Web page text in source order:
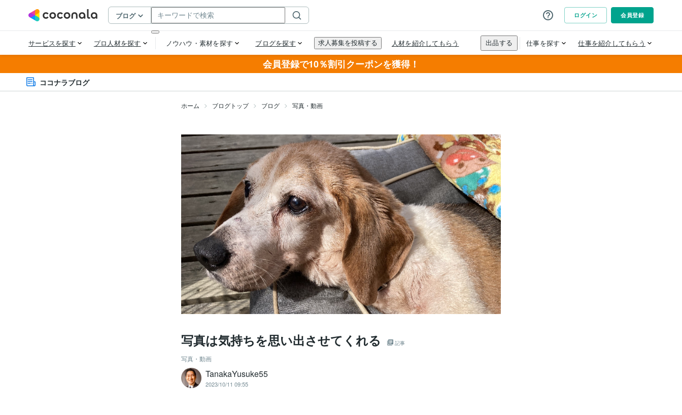
会員登録で10％割引クーポンを獲得！
ココナラブログ
ホーム ブログトップ ブログ 写真・動画
写真は気持ちを思い出させてくれる 記事
写真・動画
TanakaYusuke55
2023/10/11 09:55